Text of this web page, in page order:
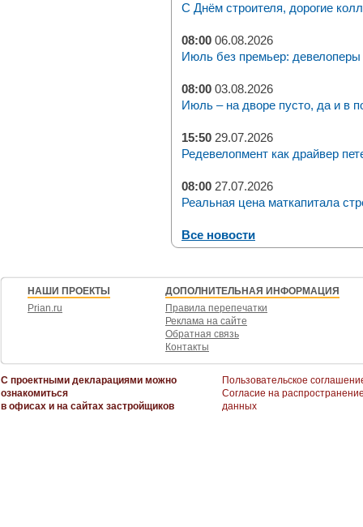
С Днём строителя, дорогие
08:00 06.08.2026
Июль без премьер: девелоперы
08:00 03.08.2026
Июль – на дворе пусто, да и в
15:50 29.07.2026
Редевелопмент как драйвер
08:00 27.07.2026
Реальная цена маткапитала
Все новости
НАШИ ПРОЕКТЫ
Prian.ru
ДОПОЛНИТЕЛЬНАЯ ИНФОРМАЦИЯ
Правила перепечатки
Реклама на сайте
Обратная связь
Контакты
С проектными декларациями можно
ознакомиться
в офисах и на сайтах застройщиков
Пользовательское
Согласие на
данных